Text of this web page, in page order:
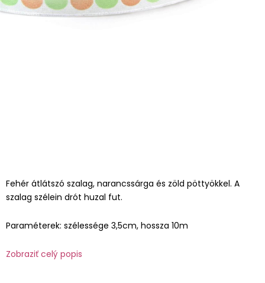
Fehér átlátszó szalag, narancssárga és zöld pöttyökkel. A
szalag szélein drót huzal fut.
Paraméterek: szélessége 3,5cm, hossza 10m
Zobraziť celý popis